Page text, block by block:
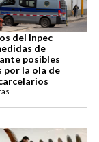
del Inpec
de
posibles
por la ola de